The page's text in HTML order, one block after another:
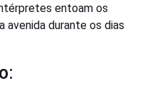
entoam os
avenida durante os dias